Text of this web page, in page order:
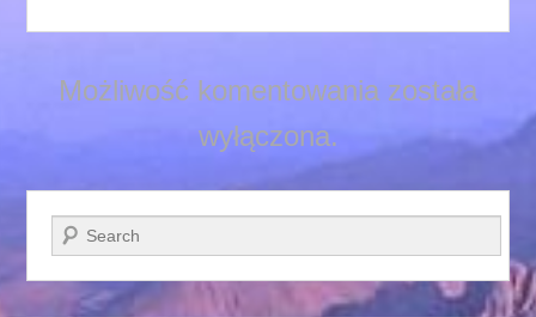
Możliwość komentowania została
wyłączona.
Szukaj